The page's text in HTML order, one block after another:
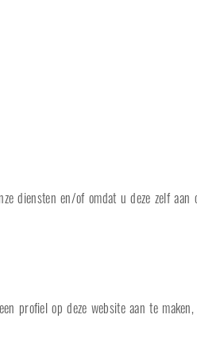
diensten en/of omdat u deze zelf
profiel op deze website aan te